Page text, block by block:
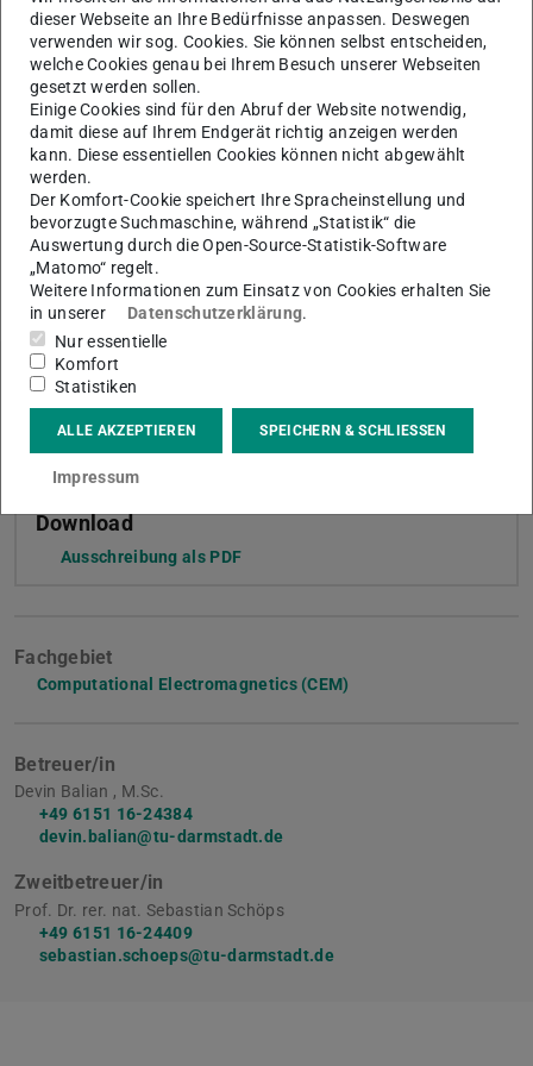
algorithm is a flexible and simple choice. It requires
weights that are assigned to each edge and builds a
minimal spanning tree, i.e., it tries to minimize the weights
of the edges in the tree. This allows us to control the
structure of the tree via specifying appropriate weights.
Kerndaten
KONTAKT
Weitere Daten
Ausgeschrieben am
10.03.2026
Download
Ausschreibung als PDF
Fachgebiet
Computational Electromagnetics (CEM)
Betreuer/in
Devin Balian , M.Sc.
+49 6151 16-24384
devin.balian@tu-darmstadt.de
Zweitbetreuer/in
Prof. Dr. rer. nat. Sebastian Schöps
+49 6151 16-24409
sebastian.schoeps@tu-darmstadt.de
dieser Webseite an Ihre Bedürfnisse anpassen. Deswegen
verwenden wir sog. Cookies. Sie können selbst entscheiden,
welche Cookies genau bei Ihrem Besuch unserer Webseiten
gesetzt werden sollen.
Einige Cookies sind für den Abruf der Website notwendig,
damit diese auf Ihrem Endgerät richtig anzeigen werden
kann. Diese essentiellen Cookies können nicht abgewählt
werden.
Der Komfort-Cookie speichert Ihre Spracheinstellung und
bevorzugte Suchmaschine, während „Statistik“ die
Auswertung durch die Open-Source-Statistik-Software
„Matomo“ regelt.
Weitere Informationen zum Einsatz von Cookies erhalten Sie
in unserer
Datenschutzerklärung.
Nur essentielle
Komfort
Statistiken
ALLE AKZEPTIEREN SPEICHERN & SCHLIESSEN
Impressum